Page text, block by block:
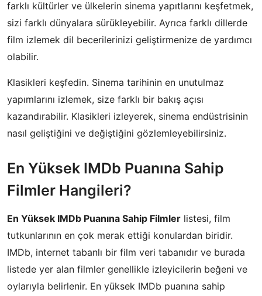
farklı kültürler ve ülkelerin sinema yapıtlarını keşfetmek,
sizi farklı dünyalara sürükleyebilir. Ayrıca farklı dillerde
film izlemek dil becerilerinizi geliştirmenize de yardımcı
olabilir.
Klasikleri keşfedin. Sinema tarihinin en unutulmaz
yapımlarını izlemek, size farklı bir bakış açısı
kazandırabilir. Klasikleri izleyerek, sinema endüstrisinin
nasıl geliştiğini ve değiştiğini gözlemleyebilirsiniz.
En Yüksek IMDb Puanına Sahip
Filmler Hangileri?
En Yüksek IMDb Puanına Sahip Filmler listesi, film
tutkunlarının en çok merak ettiği konulardan biridir.
IMDb, internet tabanlı bir film veri tabanıdır ve burada
listede yer alan filmler genellikle izleyicilerin beğeni ve
oylarıyla belirlenir. En yüksek IMDb puanına sahip